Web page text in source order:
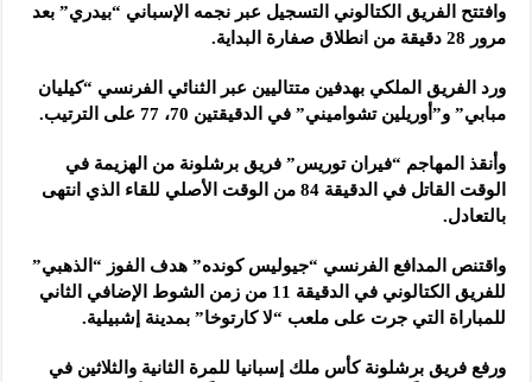
وافتتح الفريق الكتالوني التسجيل عبر نجمه الإسباني “بيدري” بعد
مرور 28 دقيقة من انطلاق صفارة البداية.
ورد الفريق الملكي بهدفين متتاليين عبر الثنائي الفرنسي “كيليان
مبابي” و”أوريلين تشواميني” في الدقيقتين 70، 77 على الترتيب.
وأنقذ المهاجم “فيران توريس” فريق برشلونة من الهزيمة في
الوقت القاتل في الدقيقة 84 من الوقت الأصلي للقاء الذي انتهى
بالتعادل.
واقتنص المدافع الفرنسي “جيوليس كونده” هدف الفوز “الذهبي”
للفريق الكتالوني في الدقيقة 11 من زمن الشوط الإضافي الثاني
للمباراة التي جرت على ملعب “لا كارتوخا” بمدينة إشبيلية.
ورفع فريق برشلونة كأس ملك إسبانيا للمرة الثانية والثلاثين في